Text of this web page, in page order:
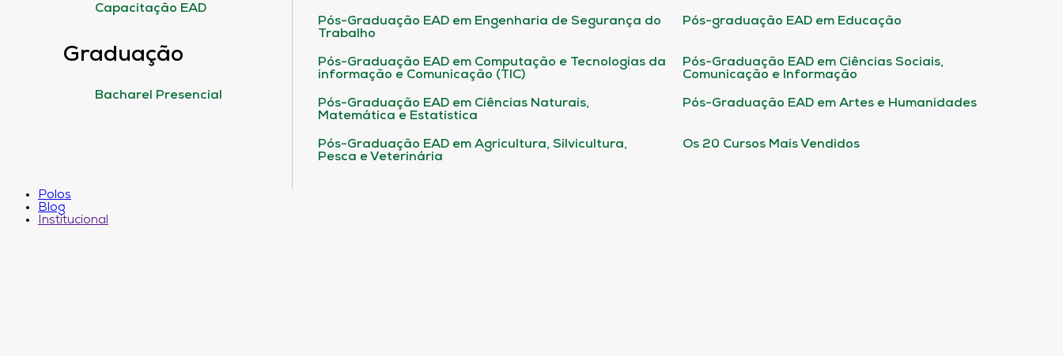
Capacitação EAD
Graduação
Bacharel Presencial
Pós-Graduação EAD em Engenharia de Segurança do
Trabalho
Pós-graduação EAD em Educação
Pós-Graduação EAD em Computação e Tecnologias da
informação e Comunicação (TIC)
Pós-Graduação EAD em Ciências Sociais,
Comunicação e Informação
Pós-Graduação EAD em Ciências Naturais,
Matemática e Estatística
Pós-Graduação EAD em Artes e Humanidades
Pós-Graduação EAD em Agricultura, Silvicultura,
Pesca e Veterinária
Os 20 Cursos Mais Vendidos
Polos
Blog
Institucional